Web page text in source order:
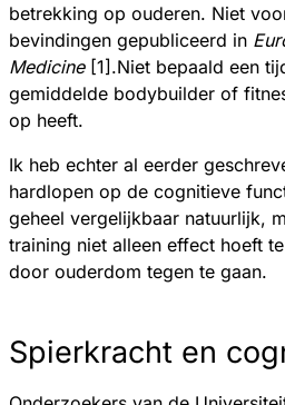
betrekking op ouderen. Niet
bevindingen gepubliceerd in
Medicine[1].Niet bepaald een
gemiddelde bodybuilder of
op heeft.
Ik heb echter al eerder
hardlopen op de cognitieve
geheel vergelijkbaar natuurlijk,
training niet alleen effect hoeft
door ouderdom tegen te gaan.
Spierkracht en